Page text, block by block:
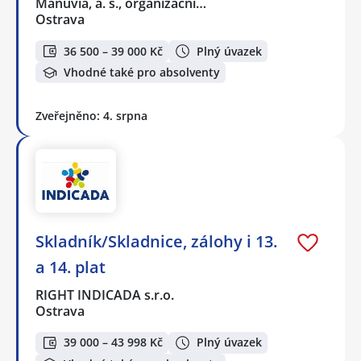
Ostrava
36 500 – 39 000 Kč
Plný úvazek
Vhodné také pro absolventy
Zveřejněno: 4. srpna
Skladník/Skladnice, zálohy i 13.
a 14. plat
RIGHT INDICADA s.r.o.
Ostrava
39 000 – 43 998 Kč
Plný úvazek